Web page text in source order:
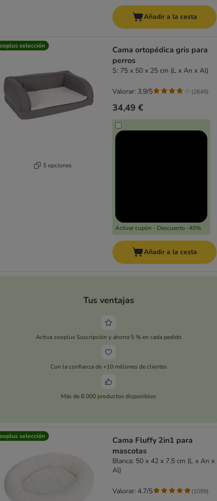
Añadir a la cesta
selección
5 opciones
Cama ortopédica gris para
perros
S: 75 x 50 x 25 cm (L x An x Al)
34,49 €
Activar cupón - Descuento -40%
Valorar: 3.9/5 (2645)
Añadir a la cesta
Tus ventajas
Activa zooplus Suscripción y ahorra 5 % en cada pedido
Con la confianza de +10 millones de clientes
Más de 8.000 productos disponibles
selección
Cama Fluffy 2in1 para
mascotas
Blanca: 50 x 42 x 7,5 cm (L x An x
Al)
Valorar: 4.7/5 (1099)